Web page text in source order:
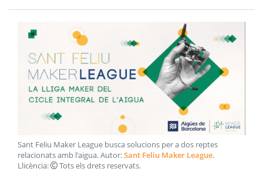
Sant Feliu Maker League busca solucions per a dos reptes
relacionats amb l'aigua. Autor:Sant Feliu Maker League.
Llicència:
Tots els drets reservats.